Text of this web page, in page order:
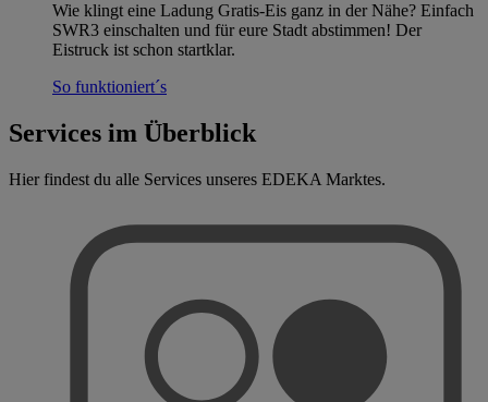
Wie klingt eine Ladung Gratis-Eis ganz in der Nähe? Einfach
SWR3 einschalten und für eure Stadt abstimmen! Der
Eistruck ist schon startklar.
So funktioniert´s
Services im Überblick
Hier findest du alle Services unseres EDEKA Marktes.